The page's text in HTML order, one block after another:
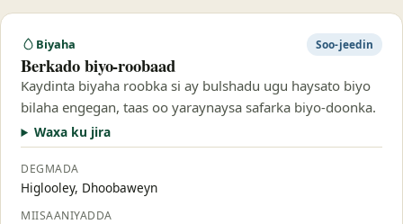
Biyaha Soo-jeedin
Berkado biyo-roobaad
Kaydinta biyaha roobka si ay bulshadu ugu haysato biyo
bilaha engegan, taas oo yaraynaysa safarka biyo-doonka.
Waxa ku jira
DEGMADA
Higlooley, Dhoobaweyn
MIISAANIYADDA